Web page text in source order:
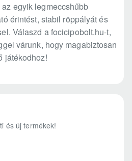
egyik legmeccshűbb
érintést, stabil röppályát és
Válaszd a focicipobolt.hu-t,
várunk, hogy magabiztosan
játékodhoz!
és új termékek!